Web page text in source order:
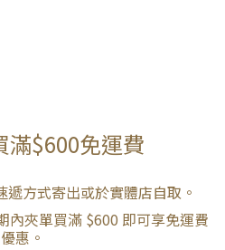
滿$600免運費
方式寄出或於實體店自取。
夾單買滿 $600 即可享免運費
優惠。